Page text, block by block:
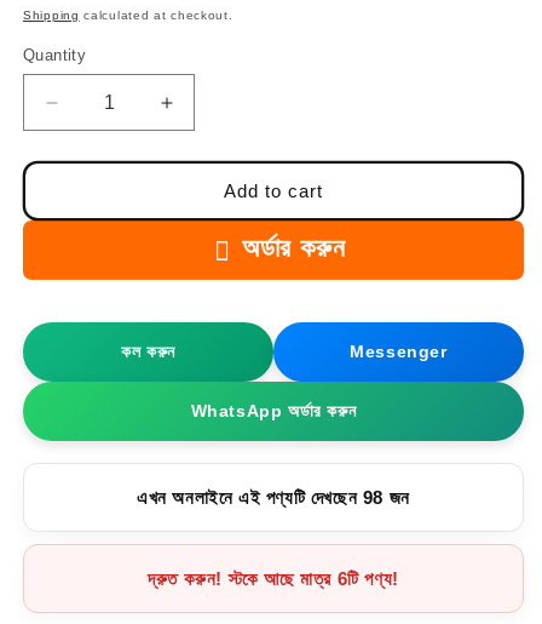
Shipping calculated at checkout.
Quantity
Quantity
Decrease
quantity
for
পিস
Lancet
Needles
Increase
quantity
for
পিস
Lancet
Needles
Pack)
Add to cart
অর্ডার করুন
কল করুন Messenger
WhatsApp অর্ডার করুন
এখন অনলাইনে এই পণ্যটি দেখছেন 81 জন
দ্রুত করুন! স্টকে আছে মাত্র 6টি পণ্য!